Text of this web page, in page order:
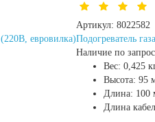
евровилка)
Артикул: 8022582
Подогреватель
Наличие по
Вес: 0,425
Высота: 95
Длина: 100
Длина